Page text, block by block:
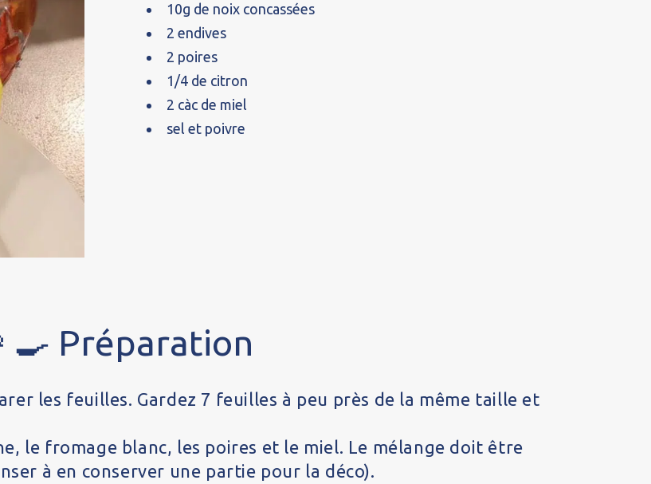
10g de noix concassées
2 endives
2 poires
1/4 de citron
2 càc de miel
sel et poivre
Préparation
les feuilles. Gardez 7 feuilles à peu près de la même taille et
le fromage blanc, les poires et le miel. Le mélange doit être
à en conserver une partie pour la déco).